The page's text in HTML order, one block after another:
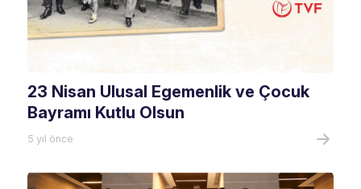
23 Nisan Ulusal Egemenlik ve Çocuk
Bayramı Kutlu Olsun
5 yıl önce